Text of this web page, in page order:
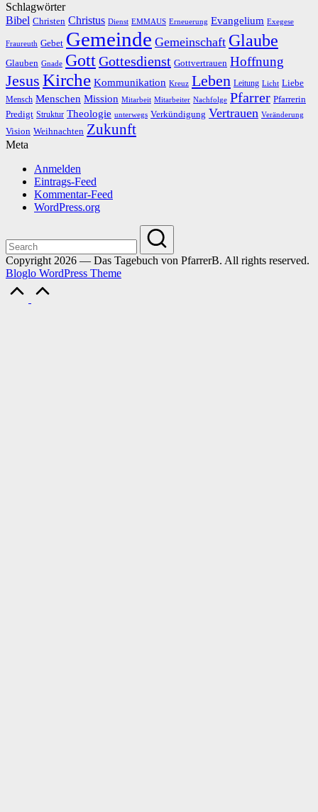
Schlagwörter
Bibel Christen Christus Dienst EMMAUS Erneuerung Evangelium Exegese
Fraureuth Gebet Gemeinde Gemeinschaft Glaube
Glauben Gnade GottGottesdienst Gottvertrauen Hoffnung
Jesus Kirche Kommunikation Kreuz Leben Leitung Licht Liebe
Mensch Menschen Mission Mitarbeit Mitarbeiter Nachfolge Pfarrer Pfarrerin
Predigt Struktur Theologie unterwegs Verkündigung Vertrauen Veränderung
Vision Weihnachten Zukunft
Meta
Anmelden
Eintrags-Feed
Kommentar-Feed
WordPress.org
Copyright 2026 — Das Tagebuch von PfarrerB. All rights reserved.
Bloglo WordPress Theme